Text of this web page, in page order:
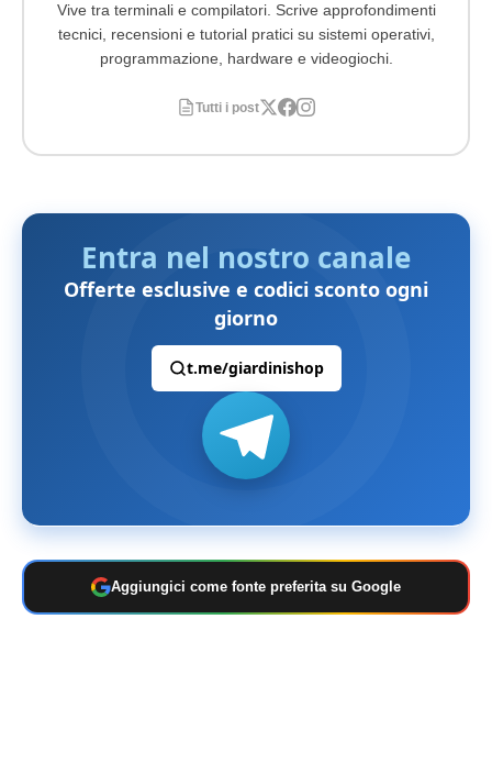
Vive tra terminali e compilatori. Scrive approfondimenti
tecnici, recensioni e tutorial pratici su sistemi operativi,
programmazione, hardware e videogiochi.
Tutti i post
Entra nel nostro canale
Offerte esclusive e codici sconto ogni
giorno
t.me/giardinishop
Aggiungici come fonte preferita su Google